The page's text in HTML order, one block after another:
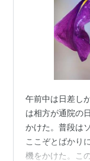
午前中は日差し
は相方が通院の
かけた。普段は
ここぞとばかり
機をかけた。こ